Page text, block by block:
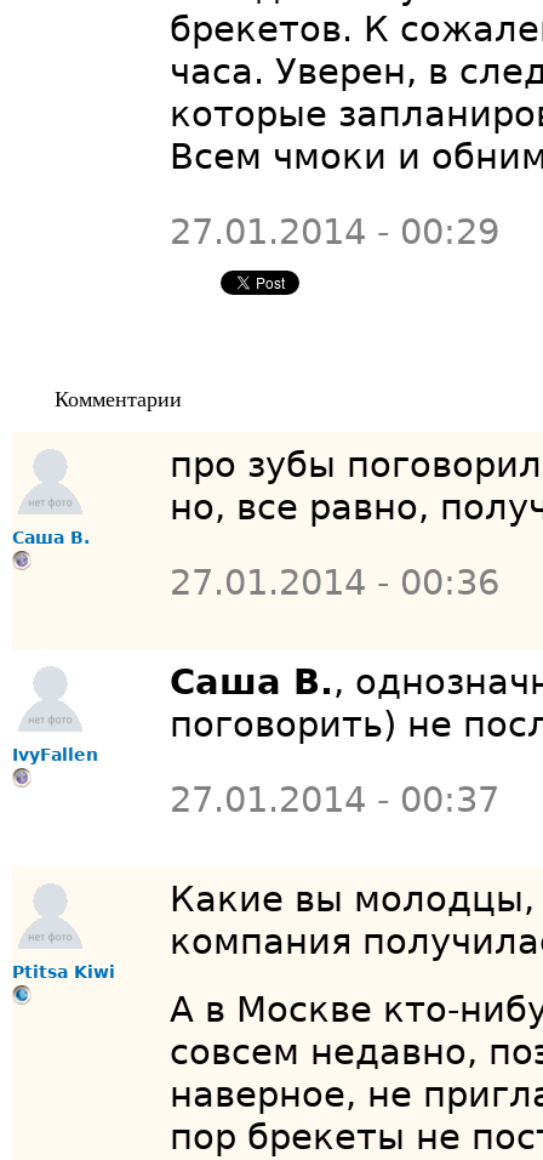
брекетов. К
часа. Уверен, в
которые
Всем чмоки и
27.01.2014 - 00:29
Комментарии
Саша В.
про зубы
но, все равно,
27.01.2014 - 00:36
IvyFallen
Саша В.,
поговорить) не
27.01.2014 - 00:37
Ptitsa Kiwi
Какие вы молодцы,
компания
А в Москве кто-
совсем недавно,
наверное, не
пор брекеты не